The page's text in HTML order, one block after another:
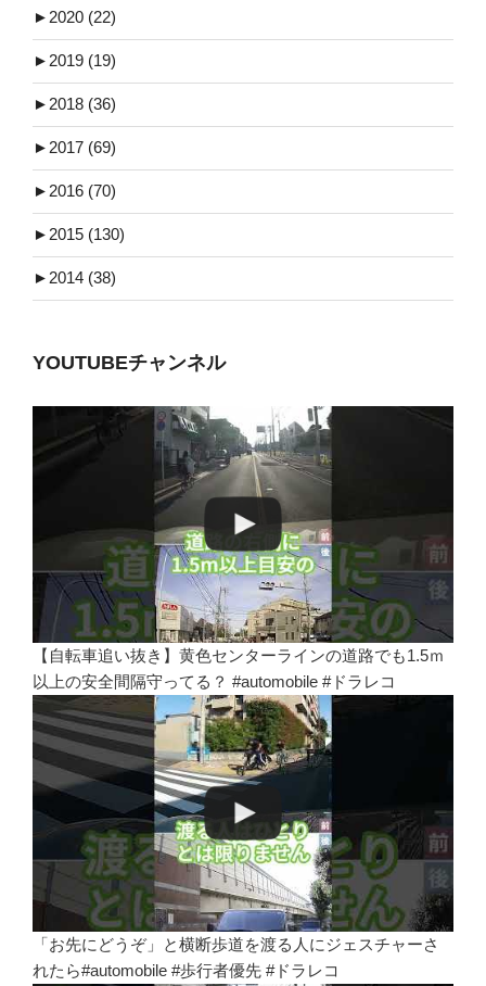
► 2020 (22)
► 2019 (19)
► 2018 (36)
► 2017 (69)
► 2016 (70)
► 2015 (130)
► 2014 (38)
YOUTUBEチャンネル
【自転車追い抜き】黄色センターラインの道路でも1.5ｍ
以上の安全間隔守ってる？ #automobile #ドラレコ
「お先にどうぞ」と横断歩道を渡る人にジェスチャーさ
れたら#automobile #歩行者優先 #ドラレコ